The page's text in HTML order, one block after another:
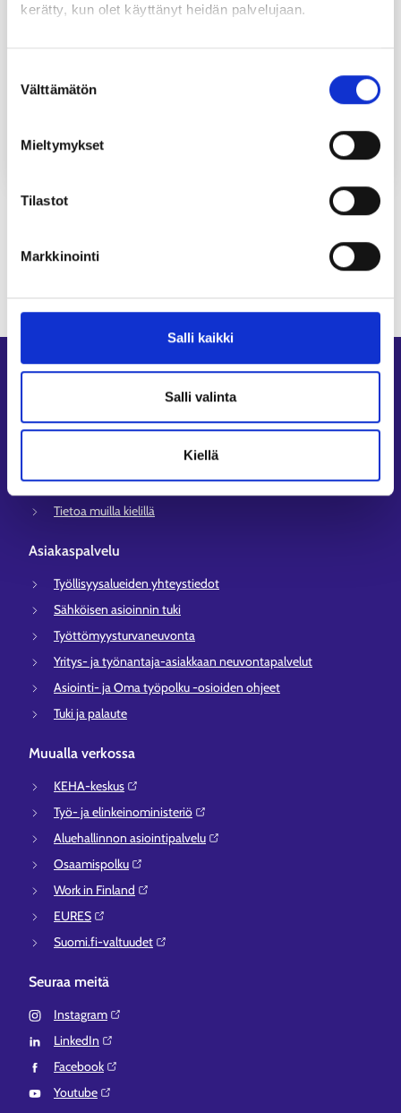
kerätty, kun olet käyttänyt heidän palvelujaan.
Löydät tietoa evästeiden käyttötarkoituksista
Lue tarkemmin
valinta
Välttämätön
Mieltymykset
Tilastot
Markkinointi
Salli kaikki
Salli valinta
Kiellä
korkeakouluopintoihin
UUTINEN
Oikopolut
Oma työpolku
Avoimet työpaikat
Tietoa muilla kielillä
Asiakaspalvelu
Työllisyysalueiden yhteystiedot
Sähköisen asioinnin tuki
Työttömyysturvaneuvonta
Yritys- ja työnantaja-asiakkaan neuvontapalvelut
Asiointi- ja Oma työpolku -osioiden ohjeet
Tuki ja palaute
Muualla verkossa
KEHA-keskus⁠
Työ- ja elinkeinoministeriö⁠
Aluehallinnon asiointipalvelu⁠
Osaamispolku⁠
Work in Finland⁠
EURES⁠
Suomi.fi-valtuudet⁠
Seuraa meitä
Instagram⁠
LinkedIn⁠
Facebook⁠
Youtube⁠